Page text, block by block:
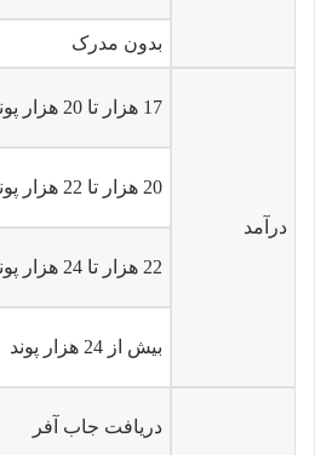
بدون مدرک
درآمد
17 هزار تا 20 هزار پوند
20 هزار تا 22 هزار پوند
22 هزار تا 24 هزار پوند
بیش از 24 هزار پوند
دریافت جاب آفر